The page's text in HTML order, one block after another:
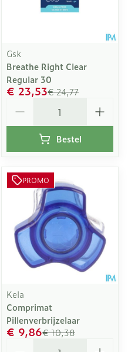
Gsk
Breathe Right Clear
Regular 30
€ 24,77
€ 23,53
Bestel
PROMO
Kela
Comprimat
Pillenverbrijzelaar
€ 10,38
€ 9,86